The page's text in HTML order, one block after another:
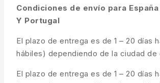
Condiciones de envío para
Y Portugal
El plazo de entrega es de 1 – 20 días
hábiles) dependiendo de la ciudad de
El plazo de entrega es de 1 – 20 días